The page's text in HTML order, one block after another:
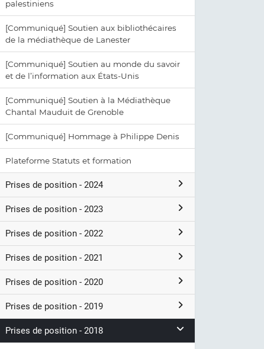
palestiniens
[Communiqué] Soutien aux bibliothécaires
de la médiathèque de Lanester
[Communiqué] Soutien au monde du savoir
et de l’information aux États-Unis
[Communiqué] Soutien à la Médiathèque
Chantal Mauduit de Grenoble
[Communiqué] Hommage à Philippe Denis
Plateforme Statuts et formation
Prises de position - 2024
Prises de position - 2023
Prises de position - 2022
Prises de position - 2021
Prises de position - 2020
Prises de position - 2019
Prises de position - 2018